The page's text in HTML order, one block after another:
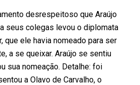
desrespeitoso que Araújo
seus colegas levou o diplomata
que ele havia nomeado para ser
a se queixar. Araújo se sentiu
sua nomeação. Detalhe: foi
a Olavo de Carvalho, o